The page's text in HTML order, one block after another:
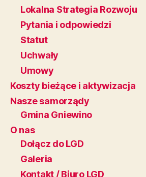
Lokalna Strategia Rozwoju
Pytania i odpowiedzi
Statut
Uchwały
Umowy
Koszty bieżące i aktywizacja
Nasze samorządy
Gmina Gniewino
O nas
Dołącz do LGD
Galeria
Kontakt / Biuro LGD